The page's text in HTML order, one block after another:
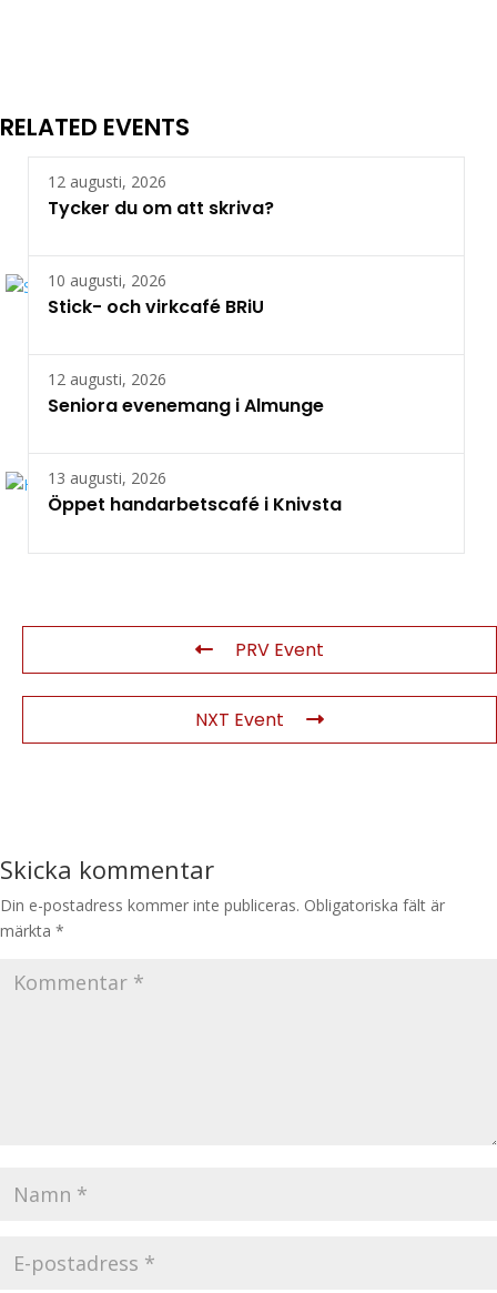
RELATED EVENTS
12 augusti, 2026
Tycker du om att skriva?
10 augusti, 2026
Stick- och virkcafé BRiU
12 augusti, 2026
Seniora evenemang i Almunge
13 augusti, 2026
Öppet handarbetscafé i Knivsta
PRV Event
NXT Event
Skicka kommentar
Din e-postadress kommer inte publiceras. Obligatoriska fält är
märkta *